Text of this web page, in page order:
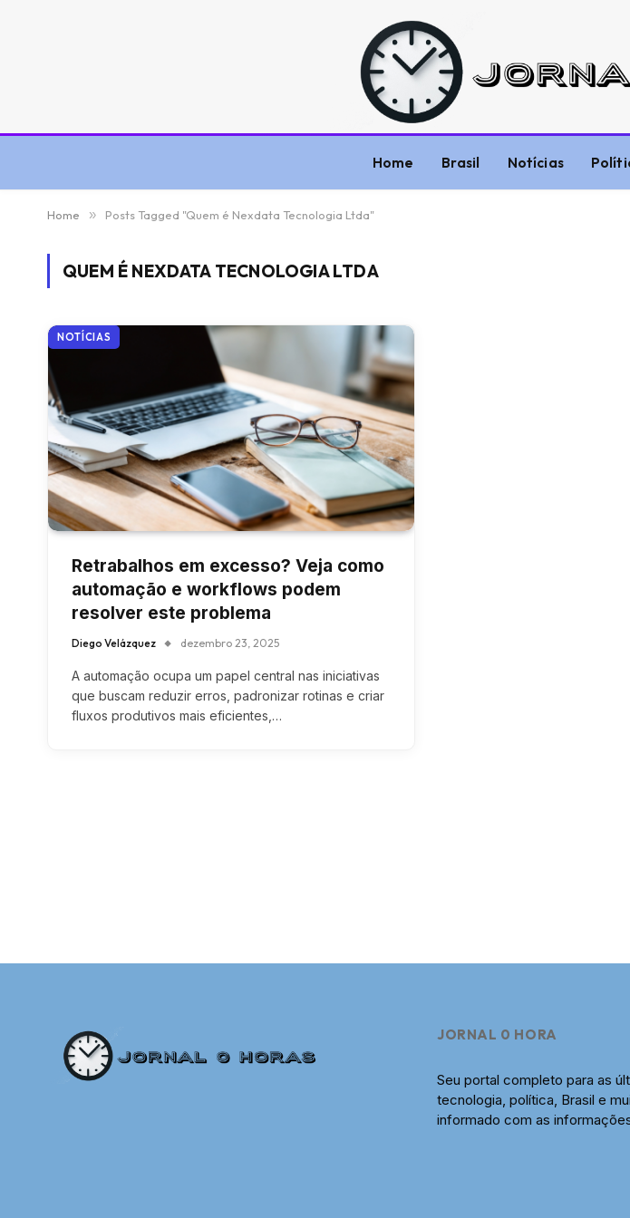
Home Brasil Notícias
Home » Posts Tagged "Quem é Nexdata Tecnologia Ltda"
QUEM É NEXDATA TECNOLOGIA LTDA
NOTÍCIAS
Retrabalhos em excesso? Veja como
automação e workflows podem
resolver este problema
Diego Velázquez dezembro 23, 2025
A automação ocupa um papel central nas iniciativas
que buscam reduzir erros, padronizar rotinas e criar
fluxos produtivos mais eficientes,…
JORNAL 0 HORA
Seu portal completo para as
tecnologia, política, Brasil e
informado com as